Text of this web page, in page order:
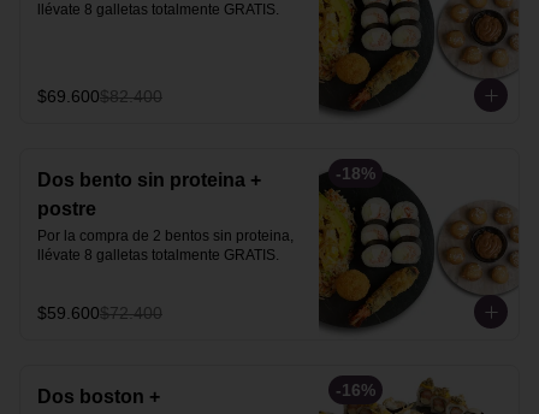
llévate 8 galletas totalmente GRATIS.
$69.600$82.400
-18%
Dos bento sin proteina +
postre
Por la compra de 2 bentos sin proteina,
llévate 8 galletas totalmente GRATIS.
$59.600$72.400
-16%
Dos boston +